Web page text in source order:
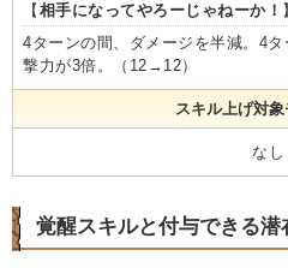
【 相手になってやろーじゃねーか！
4ターンの間、ダメージを半減。4
撃力が3倍。（12→12）
スキル上げ対
なし
覚醒スキルと付与できる潜